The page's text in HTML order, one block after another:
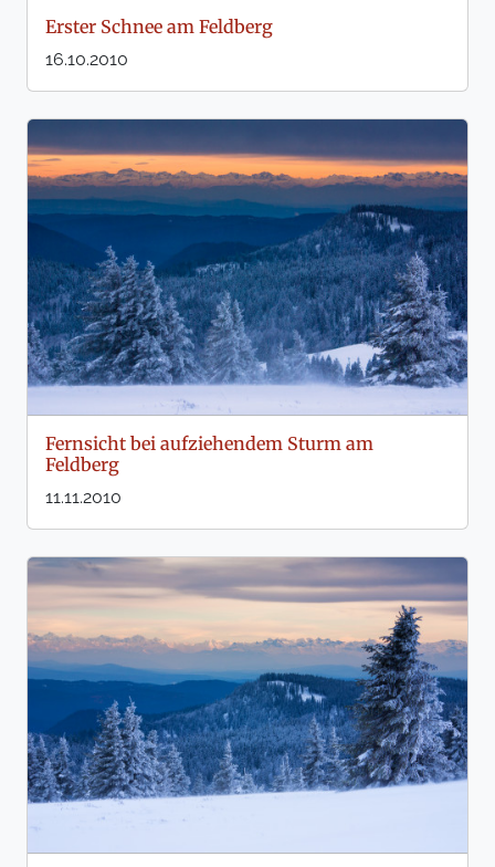
Erster Schnee am Feldberg
16.10.2010
Fernsicht bei aufziehendem Sturm am
Feldberg
11.11.2010